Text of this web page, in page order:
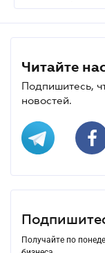
Читайте
Подпишитесь,
новостей.
Получайте по